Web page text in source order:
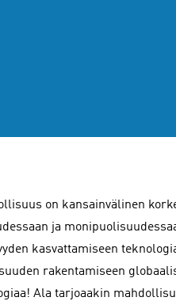
on kansainvälinen
ja
kasvattamiseen
rakentamiseen
Ala tarjoaakin